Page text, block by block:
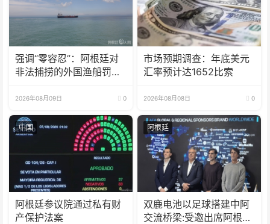
强调“零容忍”：阿根廷对
非法捕捞的外国渔船罚款
2026年08月09日 0
市场预期调查：年底美元
汇率预计达1652比索
2026年08月08日 0
中国
阿根廷参议院通过私有财
产保护法案
阿根廷
双鹿电池以足球搭建中阿
交流桥梁:受邀出席阿根廷